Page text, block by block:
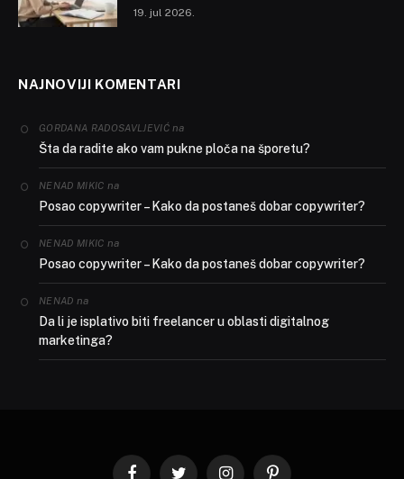
19. jul 2026.
NAJNOVIJI KOMENTARI
GORDANA RADOSAVLJEVIĆna
Šta da radite ako vam pukne ploča na šporetu?
NENAD MIKIC na
Posao copywriter – Kako da postaneš dobar copywriter?
NENAD MIKIC na
Posao copywriter – Kako da postaneš dobar copywriter?
NENAD na
Da li je isplativo biti freelancer u oblasti digitalnog
marketinga?